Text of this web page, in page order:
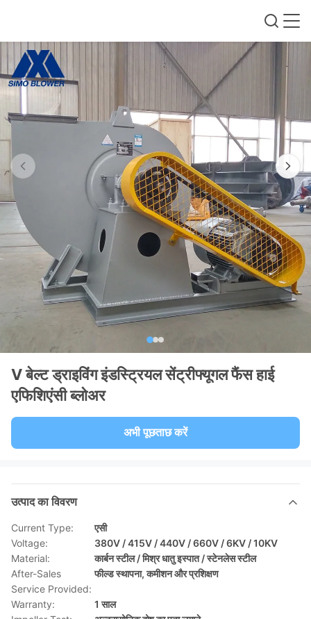
V बेल्ट ड्राइविंग इंडस्ट्रियल सेंट्रीफ्यूगल फैंस हाई
एफिशिएंसी ब्लोअर
अभी पूछताछ करें
उत्पाद का विवरण
Current Type:
एसी
Voltage:
380V / 415V / 440V / 660V / 6KV / 10KV
Material:
कार्बन स्टील / मिश्र धातु इस्पात / स्टेनलेस स्टील
After-Sales
Service Provided:
फील्ड स्थापना, कमीशन और प्रशिक्षण
Warranty:
1 साल